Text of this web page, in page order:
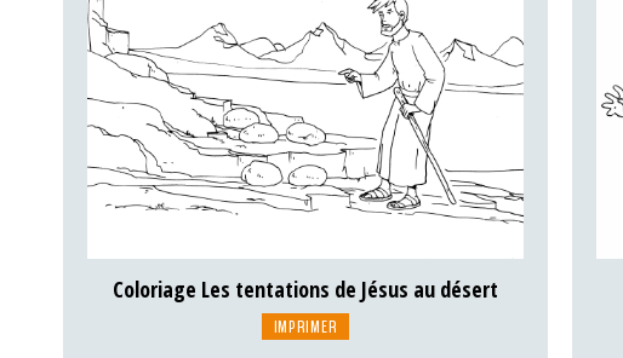
Coloriage Les tentations de Jésus au désert
IMPRIMER